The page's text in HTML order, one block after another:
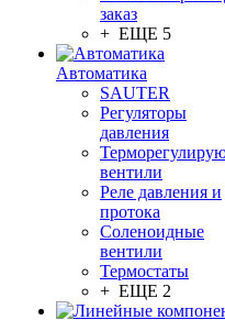
заказ
+ ЕЩЕ 5
Автоматика
SAUTER
Регуляторы
давления
вентили
Реле давления и
протока
Соленоидные
вентили
Термостаты
+ ЕЩЕ 2